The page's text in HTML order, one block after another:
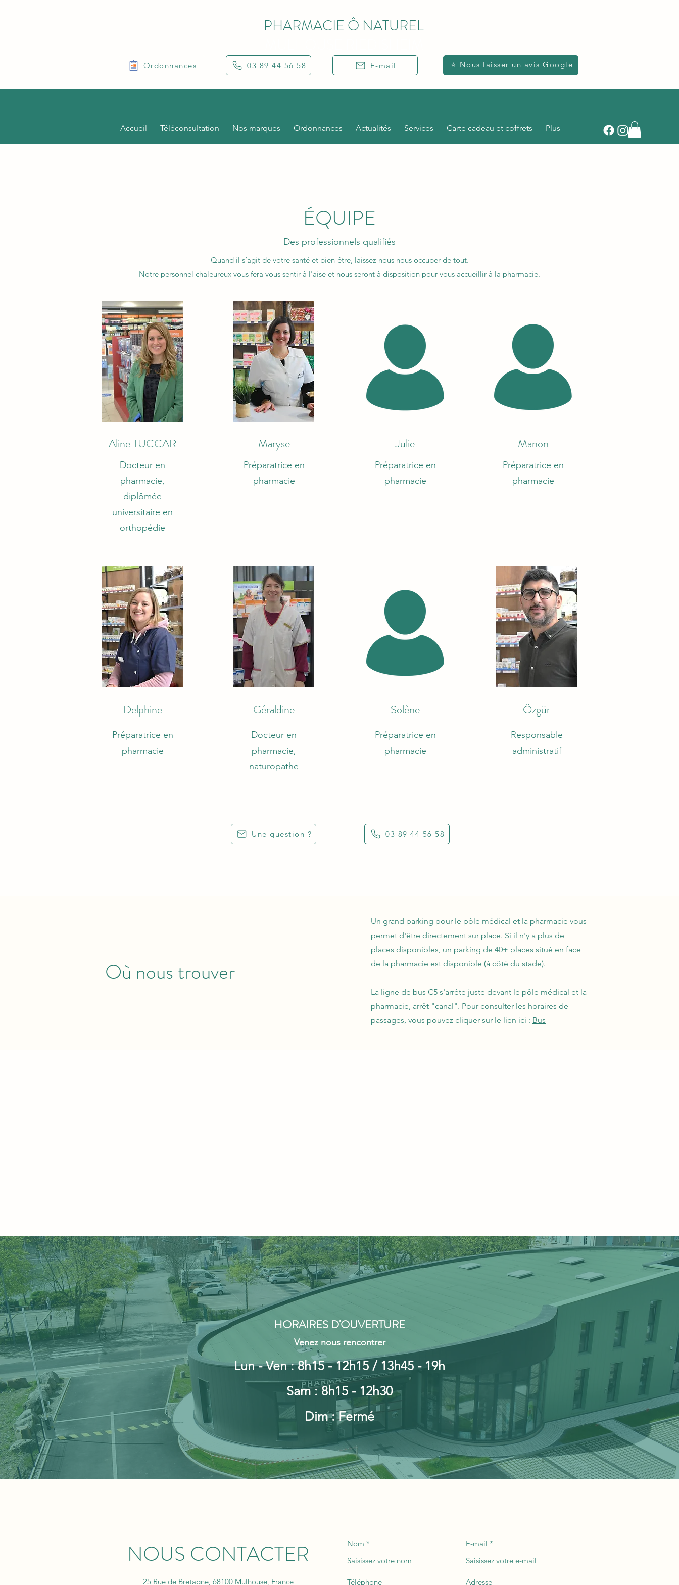
PHARMACIE Ô NATUREL
Ordonnances 03 89 44 56 58 E-mail ⭐ Nous laisser un avis Google
Accueil Téléconsultation Nos marques Ordonnances Actualités Services Carte cadeau et coffrets Plus
ÉQUIPE
Des professionnels qualifiés
Quand il s’agit de votre santé et bien-être, laissez-nous nous occuper de tout.
Notre personnel chaleureux vous fera vous sentir à l'aise et nous seront à disposition pour vous accueillir à la pharmacie.
Aline TUCCAR
Docteur en
pharmacie,
diplômée
universitaire en
orthopédie
Maryse
Préparatrice en
pharmacie
Julie
Préparatrice en
pharmacie
Manon
Préparatrice en
pharmacie
Delphine
Préparatrice en
pharmacie
Géraldine
Docteur en
pharmacie,
naturopathe
Solène
Préparatrice en
pharmacie
Özgür
Responsable
administratif
Une question ? 03 89 44 56 58
Où nous trouver
Un grand parking pour le pôle médical et la pharmacie vous
permet d'être directement sur place. Si il n'y a plus de
places disponibles, un parking de 40+ places situé en face
de la pharmacie est disponible (à côté du stade).
La ligne de bus C5 s'arrête juste devant le pôle médical et la
pharmacie, arrêt "canal". Pour consulter les horaires de
passages, vous pouvez cliquer sur le lien ici : Bus
HORAIRES D'OUVERTURE
Venez nous rencontrer
Lun - Ven : 8h15 - 12h15 / 13h45 - 19h
Sam : 8h15 - 12h30
Dim : Fermé
NOUS CONTACTER
25 Rue de Bretagne, 68100 Mulhouse, France
Nom E-mail
Téléphone Adresse